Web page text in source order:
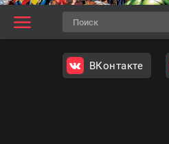
ВКонтакте